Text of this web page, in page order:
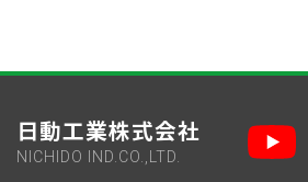
日動工業株式会社
NICHIDO IND.CO.,LTD.